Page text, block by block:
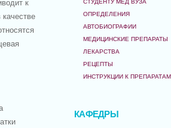
к
СТУДЕНТУ МЕД ВУЗА
ОПРЕДЕЛЕНИЯ
АВТОБИОГРАФИИ
МЕДИЦИНСКИЕ ПРЕПАРАТЫ
ЛЕКАРСТВА
РЕЦЕПТЫ
ИНСТРУКЦИИ К ПРЕПАРАТАМ
КАФЕДРЫ